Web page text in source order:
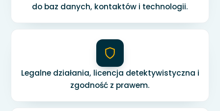
do baz danych, kontaktów i technologii.
Legalne działania, licencja detektywistyczna i
zgodność z prawem.